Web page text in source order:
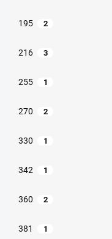
195 2
216 3
255 1
270 2
330 1
342 1
360 2
381 1